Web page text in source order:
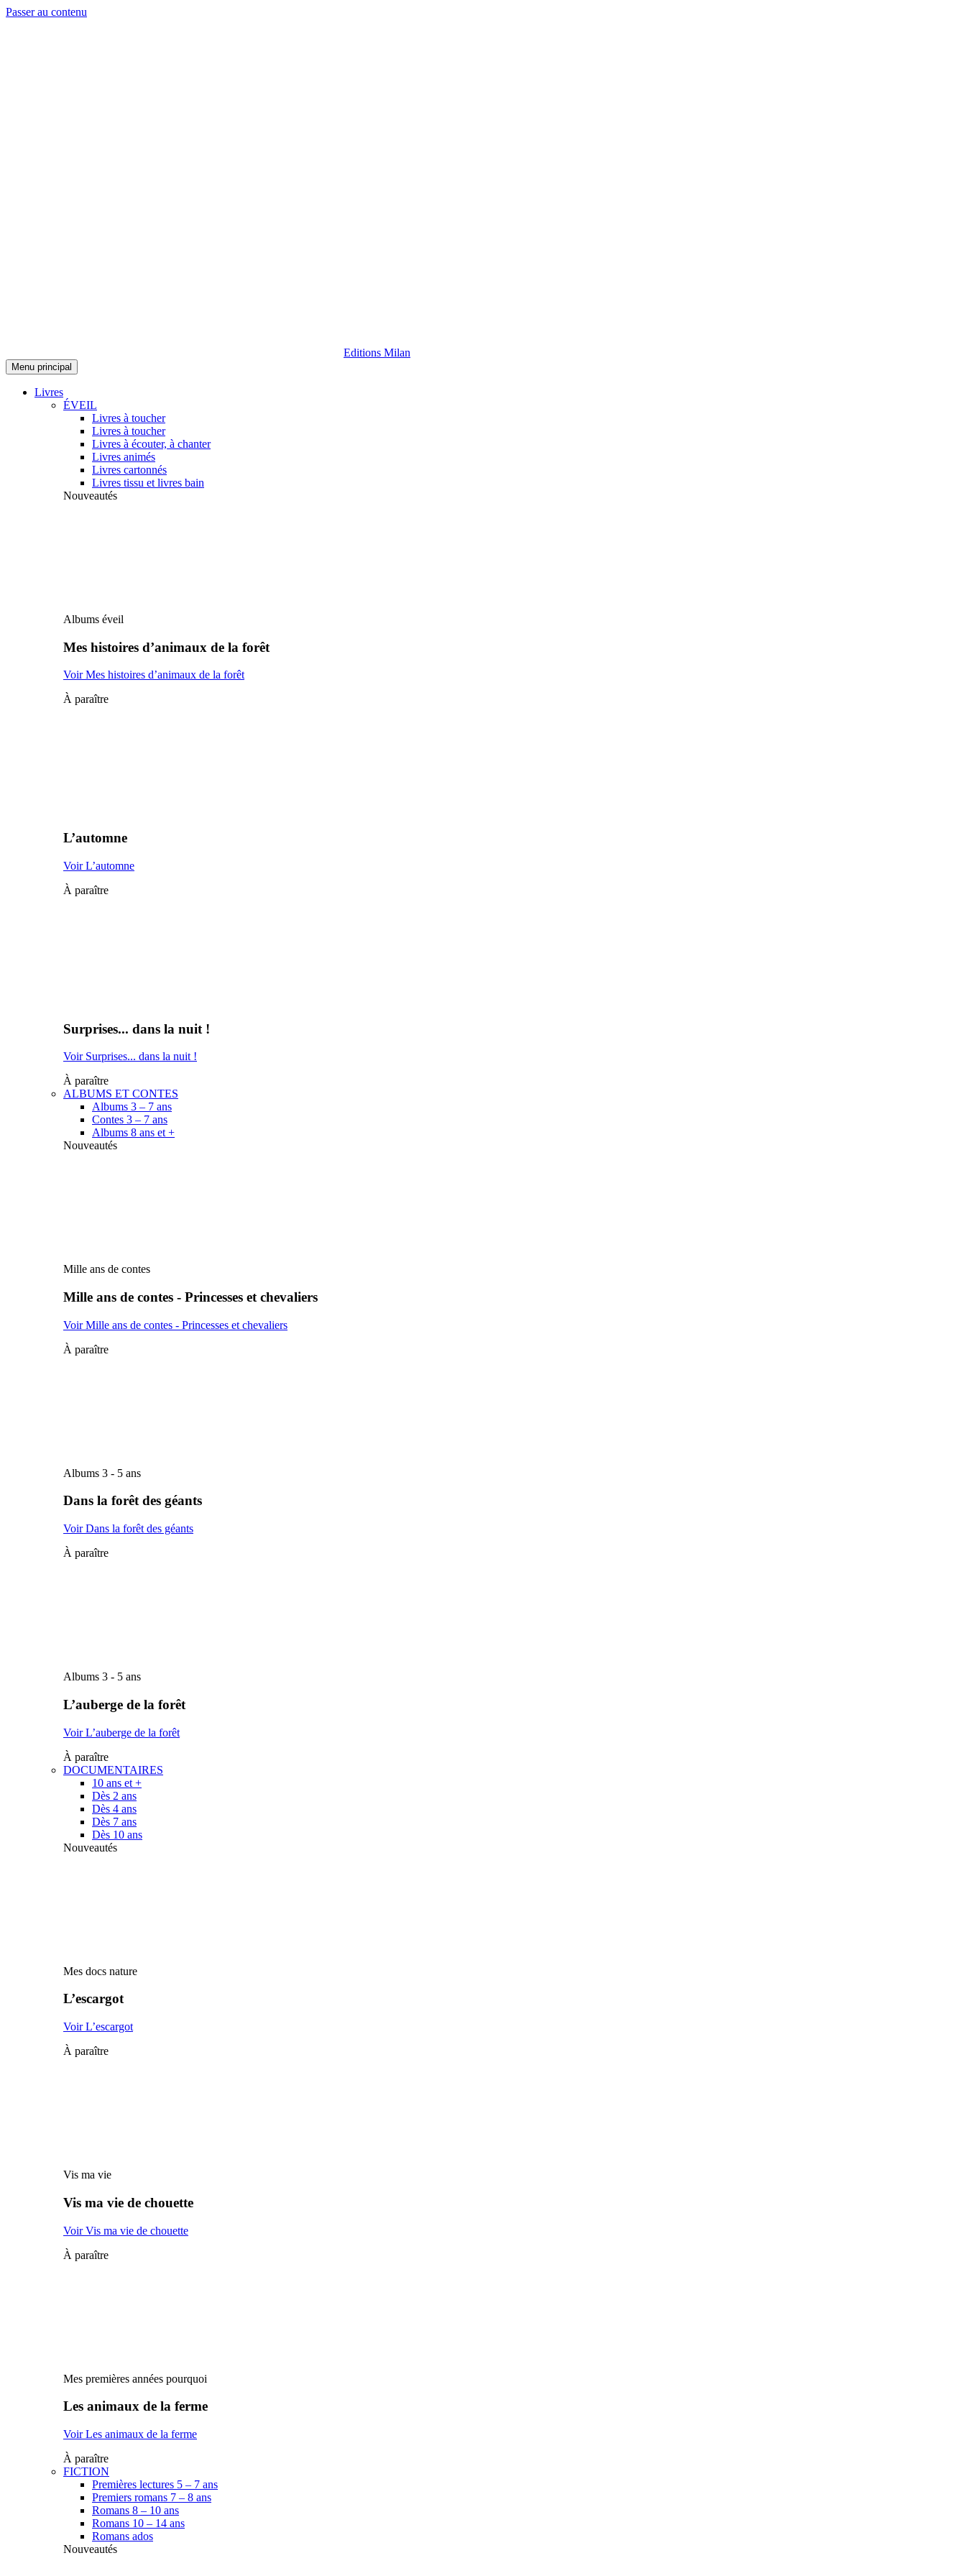
Passer au contenu
Editions Milan
Menu principal
Livres
ÉVEIL
Livres à toucher
Livres à toucher
Livres à écouter, à chanter
Livres animés
Livres cartonnés
Livres tissu et livres bain
Nouveautés
Albums éveil
Mes histoires d’animaux de la forêt
Voir Mes histoires d’animaux de la forêt
À paraître
L’automne
Voir L’automne
À paraître
Surprises... dans la nuit !
Voir Surprises... dans la nuit !
À paraître
ALBUMS ET CONTES
Albums 3 – 7 ans
Contes 3 – 7 ans
Albums 8 ans et +
Nouveautés
Mille ans de contes
Mille ans de contes - Princesses et chevaliers
Voir Mille ans de contes - Princesses et chevaliers
À paraître
Albums 3 - 5 ans
Dans la forêt des géants
Voir Dans la forêt des géants
À paraître
Albums 3 - 5 ans
L’auberge de la forêt
Voir L’auberge de la forêt
À paraître
DOCUMENTAIRES
10 ans et +
Dès 2 ans
Dès 4 ans
Dès 7 ans
Dès 10 ans
Nouveautés
Mes docs nature
L’escargot
Voir L’escargot
À paraître
Vis ma vie
Vis ma vie de chouette
Voir Vis ma vie de chouette
À paraître
Mes premières années pourquoi
Les animaux de la ferme
Voir Les animaux de la ferme
À paraître
FICTION
Premières lectures 5 – 7 ans
Premiers romans 7 – 8 ans
Romans 8 – 10 ans
Romans 10 – 14 ans
Romans ados
Nouveautés